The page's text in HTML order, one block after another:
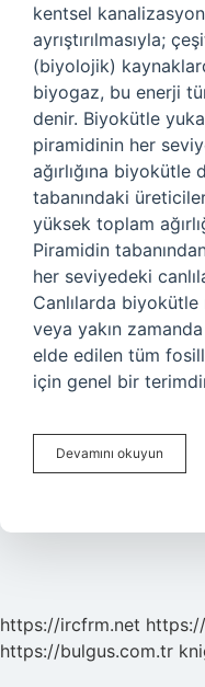
kentsel
ayrıştırılmasıyla;
(biyolojik)
biyogaz, bu enerji
denir. Biyokütle
piramidinin her
ağırlığına biyokütle
tabanındaki
yüksek toplam
Piramidin
her seviyedeki
Canlılarda
veya yakın
elde edilen tüm
için genel bir
Devamını okuyun
Miktarı
https://ircfrm.net
https://bulgus.com.tr